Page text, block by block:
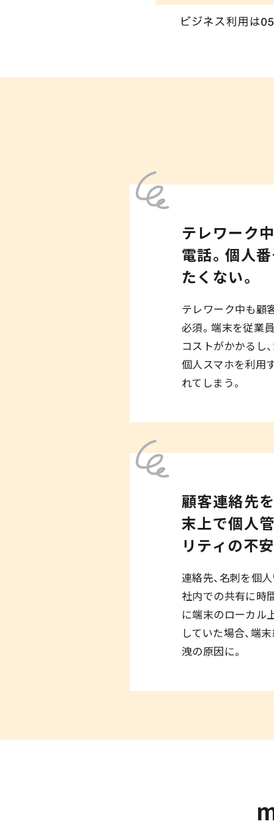
テレワーク
電話。個人
たくない。
テレワーク中も顧
必須。端末を従業
コストがかかるし
個人スマホを利用
れてしまう｡
顧客連絡先
末上で個人
リティの不
連絡先、名刺を個
社内での共有に時
に端末のローカル
していた場合、端
洩の原因に。